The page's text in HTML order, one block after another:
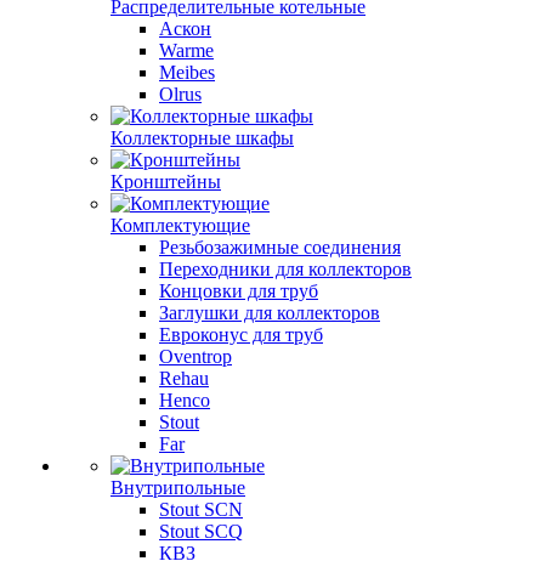
Распределительные котельные
Аскон
Warme
Meibes
Olrus
Коллекторные шкафы
Кронштейны
Комплектующие
Резьбозажимные соединения
Переходники для коллекторов
Концовки для труб
Заглушки для коллекторов
Евроконус для труб
Oventrop
Rehau
Henco
Stout
Far
Внутрипольные
Stout SCN
Stout SCQ
КВЗ